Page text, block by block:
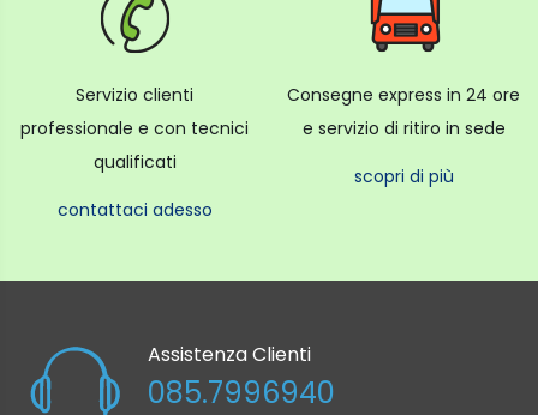
Servizio clienti
professionale e con tecnici
qualificati
contattaci adesso
Consegne express in 24 ore
e servizio di ritiro in sede
scopri di più
Assistenza Clienti
085.7996940